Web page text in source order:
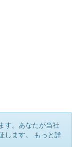
す。あなたが当社
します。 もっと詳